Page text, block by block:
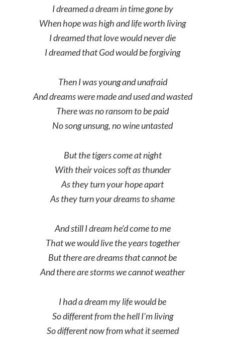
I dreamed a dream in time gone by
When hope was high and life worth living
I dreamed that love would never die
I dreamed that God would be forgiving
Then I was young and unafraid
And dreams were made and used and wasted
There was no ransom to be paid
No song unsung, no wine untasted
But the tigers come at night
With their voices soft as thunder
As they turn your hope apart
As they turn your dreams to shame
And still I dream he’d come to me
That we would live the years together
But there are dreams that cannot be
And there are storms we cannot weather
I had a dream my life would be
So different from the hell I’m living
So different now from what it seemed